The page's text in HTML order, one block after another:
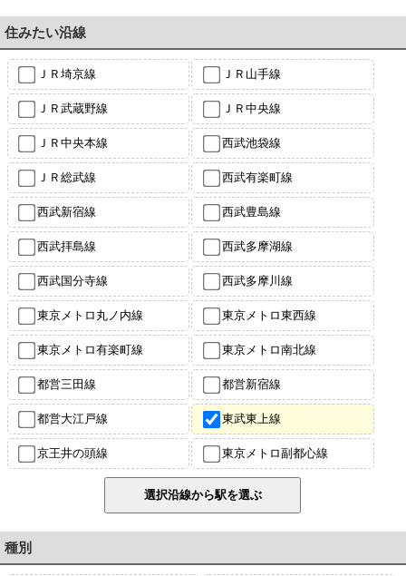
住みたい沿線
ＪＲ埼京線 ＪＲ山手線
ＪＲ武蔵野線 ＪＲ中央線
ＪＲ中央本線 西武池袋線
ＪＲ総武線 西武有楽町線
西武新宿線 西武豊島線
西武拝島線 西武多摩湖線
西武国分寺線 西武多摩川線
東京メトロ丸ノ内線 東京メトロ東西線
東京メトロ有楽町線 東京メトロ南北線
都営三田線 都営新宿線
都営大江戸線 東武東上線
京王井の頭線 東京メトロ副都心線
種別